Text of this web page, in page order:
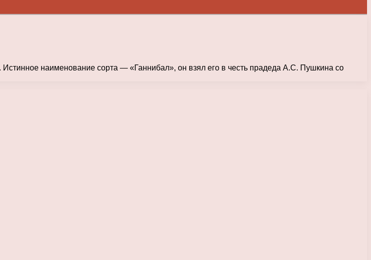
наименование сорта — «Ганнибал», он взял его в честь прадеда А.С. Пушкина со